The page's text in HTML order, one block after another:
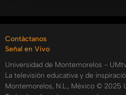
Contáctanos
Señal en Vivo
Universidad de Montemorelos -
La televisión educativa y de
Montemorelos, N.L., México © 2025